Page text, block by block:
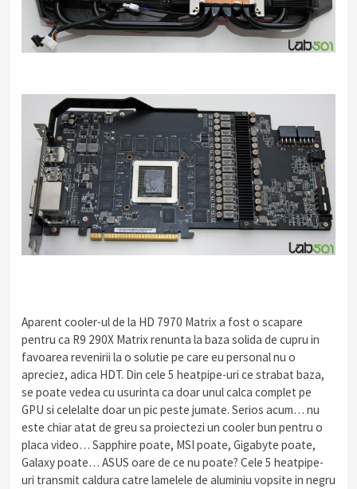
Aparent cooler-ul de la HD 7970 Matrix a fost o scapare
pentru ca R9 290X Matrix renunta la baza solida de cupru in
favoarea revenirii la o solutie pe care eu personal nu o
apreciez, adica HDT. Din cele 5 heatpipe-uri ce strabat baza,
se poate vedea cu usurinta ca doar unul calca complet pe
GPU si celelalte doar un pic peste jumate. Serios acum… nu
este chiar atat de greu sa proiectezi un cooler bun pentru o
placa video… Sapphire poate, MSI poate, Gigabyte poate,
Galaxy poate… ASUS oare de ce nu poate? Cele 5 heatpipe-
uri transmit caldura catre lamelele de aluminiu vopsite in negru